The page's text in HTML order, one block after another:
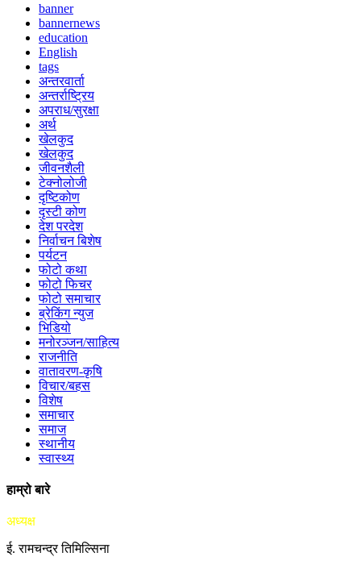
banner
bannernews
education
English
tags
अन्तरवार्ता
अन्तर्राष्ट्रिय
अपराध/सुरक्षा
अर्थ
खेलकुद
खेलकुद
जीवनशैली
टेक्नोलोजी
दृष्टिकोण
दृस्टी कोण
देश परदेश
निर्वाचन बिशेष
पर्यटन
फोटो कथा
फोटो फिचर
फोटो समाचार
ब्रेकिंग न्युज
भिडियो
मनोरञ्जन/साहित्य
राजनीति
वातावरण-कृषि
विचार/बहस
विशेष
समाचार
समाज
स्थानीय
स्वास्थ्य
हाम्रो बारे
अध्यक्ष
ई. रामचन्द्र तिमिल्सिना